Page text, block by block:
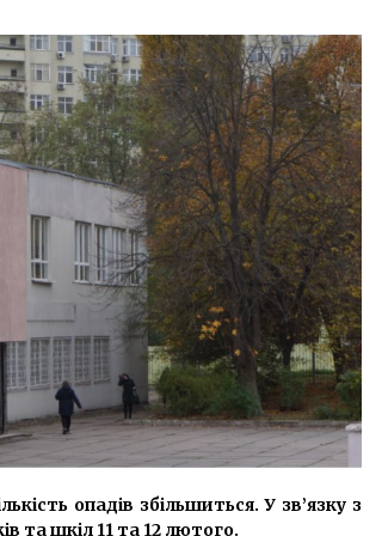
Дизель-генератор не генерує
напругу: що робити?
2 роки ago
УЗ пояснила, що буде з цінами на
залізничні квитки
6 років ago
опадів збільшиться. У зв’язку з
та шкіл 11 та 12 лютого.